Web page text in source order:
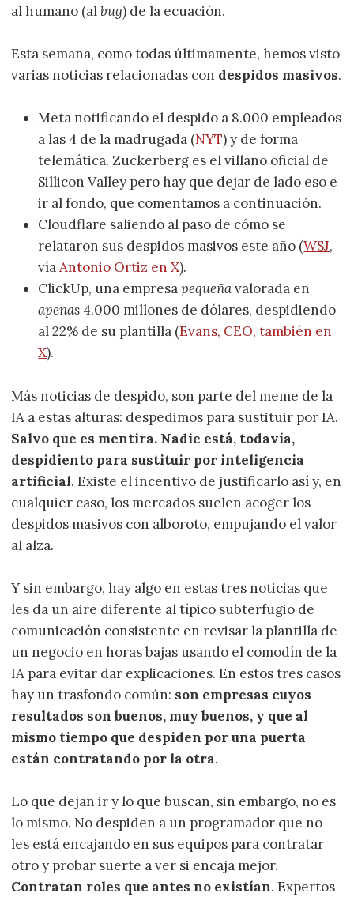
al humano (albug) de la ecuación.
Esta semana, como todas últimamente, hemos visto
varias noticias relacionadas con despidos masivos.
Meta notificando el despido a 8.000 empleados
a las 4 de la madrugada (NYT) y de forma
telemática. Zuckerberg es el villano oficial de
Sillicon Valley pero hay que dejar de lado eso e
ir al fondo, que comentamos a continuación.
Cloudflare saliendo al paso de cómo se
relataron sus despidos masivos este año (WSJ,
víaAntonio Ortiz en X).
ClickUp, una empresapequeñavalorada en
apenas 4.000 millones de dólares, despidiendo
al 22% de su plantilla (Evans, CEO, también en
X).
Más noticias de despido, son parte del meme de la
IA a estas alturas: despedimos para sustituir por IA.
Salvo que es mentira. Nadie está, todavía,
despidiento para sustituir por inteligencia
artificial. Existe el incentivo de justificarlo así y, en
cualquier caso, los mercados suelen acoger los
despidos masivos con alboroto, empujando el valor
al alza.
Y sin embargo, hay algo en estas tres noticias que
les da un aire diferente al típico subterfugio de
comunicación consistente en revisar la plantilla de
un negocio en horas bajas usando el comodín de la
IA para evitar dar explicaciones. En estos tres casos
hay un trasfondo común: son empresas cuyos
resultados son buenos, muy buenos, y que al
mismo tiempo que despiden por una puerta
están contratando por la otra.
Lo que dejan ir y lo que buscan, sin embargo, no es
lo mismo. No despiden a un programador que no
les está encajando en sus equipos para contratar
otro y probar suerte a ver si encaja mejor.
Contratan roles que antes no existían. Expertos